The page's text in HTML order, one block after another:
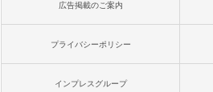
広告掲載のご案内
プライバシーポリシー
インプレスグループ